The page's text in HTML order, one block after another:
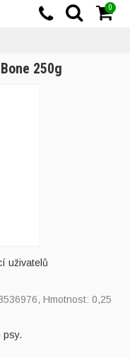
250g
uživatelů
, Hmotnost: 0,25
psy.
0